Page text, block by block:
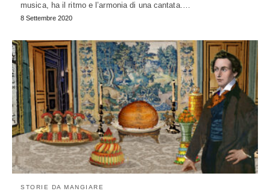
musica, ha il ritmo e l’armonia di una cantata.…
8 Settembre 2020
STORIE DA MANGIARE